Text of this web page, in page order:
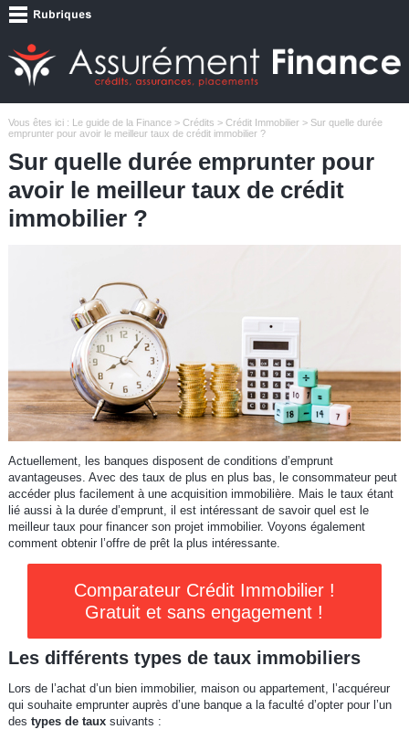
Vous êtes ici : Le guide de la Finance> Crédits > Crédit Immobilier> Sur quelle durée
emprunter pour avoir le meilleur taux de crédit immobilier ?
Sur quelle durée emprunter pour
avoir le meilleur taux de crédit
immobilier ?
Actuellement, les banques disposent de conditions d’emprunt
avantageuses. Avec des taux de plus en plus bas, le consommateur peut
accéder plus facilement à une acquisition immobilière. Mais le taux étant
lié aussi à la durée d’emprunt, il est intéressant de savoir quel est le
meilleur taux pour financer son projet immobilier. Voyons également
comment obtenir l’offre de prêt la plus intéressante.
Comparateur Crédit Immobilier !
Gratuit et sans engagement !
Les différents types de taux immobiliers
Lors de l’achat d’un bien immobilier, maison ou appartement, l’acquéreur
qui souhaite emprunter auprès d’une banque a la faculté d’opter pour l’un
des types de tauxsuivants :